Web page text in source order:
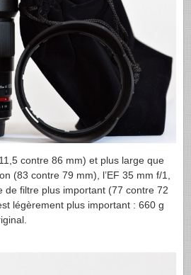
contre 86 mm) et plus large que
(83 contre 79 mm), l’EF 35 mm f/1,
de filtre plus important (77 contre 72
légèrement plus important : 660 g